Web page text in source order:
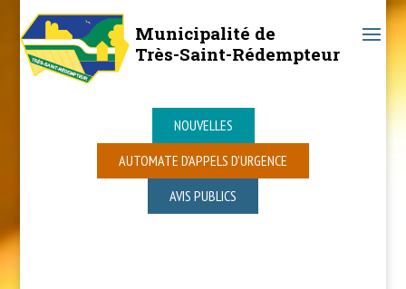
Municipalité de
Très-Saint-Rédempteur
NOUVELLES
AUTOMATE D’APPELS D’URGENCE
AVIS PUBLICS